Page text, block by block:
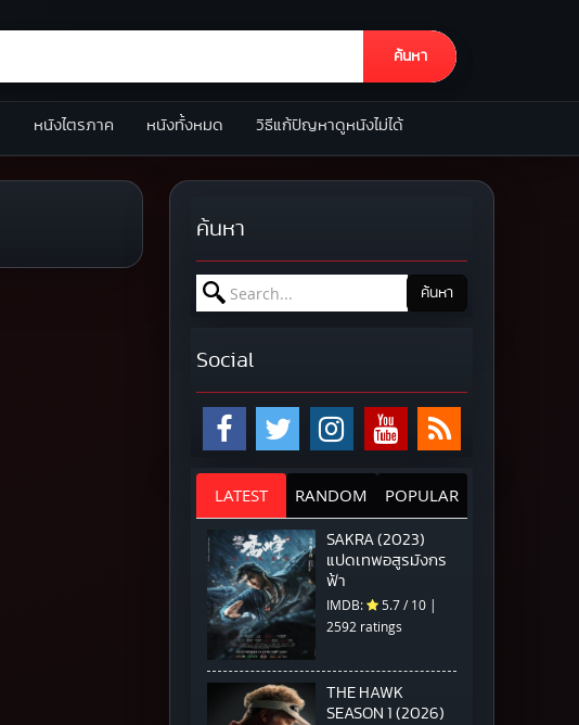
ค้นหา
หนังไตรภาค หนังทั้งหมด วิธีแก้ปัญหาดูหนังไม่ได้
ค้นหา
Search for: ค้นหา
Social
LATEST RANDOM POPULAR
SAKRA (2023)
แปดเทพอสูรมังกร
ฟ้า
IMDB: 5.7/10 |
2592 ratings
THE HAWK
SEASON 1 (2026)